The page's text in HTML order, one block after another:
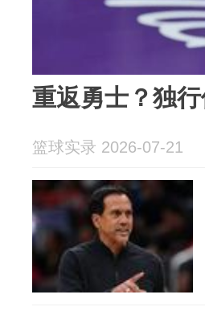
重返勇士？独
篮球实录 2026-07-21